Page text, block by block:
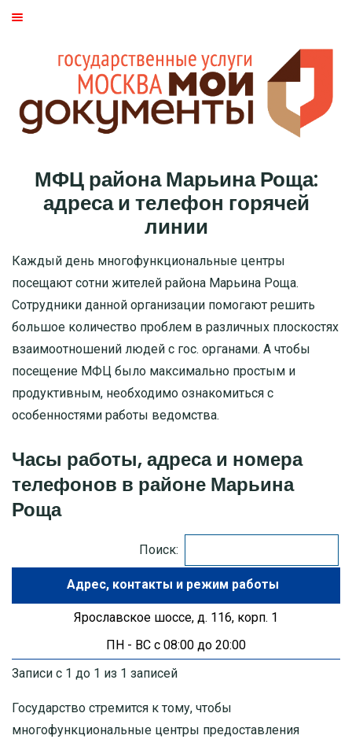
МФЦ района Марьина Роща:
адреса и телефон горячей
линии
Каждый день многофункциональные центры
посещают сотни жителей района Марьина Роща.
Сотрудники данной организации помогают решить
большое количество проблем в различных плоскостях
взаимоотношений людей с гос. органами. А чтобы
посещение МФЦ было максимально простым и
продуктивным, необходимо ознакомиться с
особенностями работы ведомства.
Часы работы, адреса и номера
телефонов в районе Марьина
Роща
Поиск:
Адрес
Ярославское шоссе, д. 116, корп. 1
ПН - ВС с 08:00 до 20:00
Записи с 1 до 1 из 1 записей
Государство стремится к тому, чтобы
многофункциональные центры предоставления
СТАТЬИ
БАСМАННЫЙ РАЙОН
ТВЕРСКОЙ
ЦАО
САО
МОСКОВСКАЯ ОБЛАСТЬ
ДЗЕРЖИНСКИЙ
БАЛАШИХА